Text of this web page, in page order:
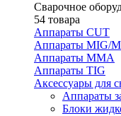
Сварочное
54 товара
Аппараты CUT
Аппараты MIG/
Аппараты MMA
Аппараты TIG
Аксессуары для
Аппараты
Блоки